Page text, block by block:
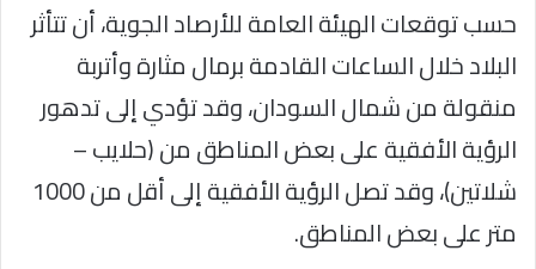
حسب توقعات الهيئة العامة للأرصاد الجوية، أن تتأثر
البلاد خلال الساعات القادمة برمال مثارة وأتربة
منقولة من شمال السودان، وقد تؤدي إلى تدهور
الرؤية الأفقية على بعض المناطق من (حلايب –
شلاتين)، وقد تصل الرؤية الأفقية إلى أقل من 1000
متر على بعض المناطق.